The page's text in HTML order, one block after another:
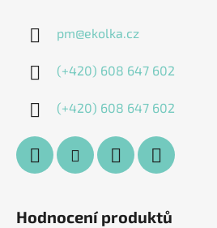
pm@ekolka.cz
(+420) 608 647 602
(+420) 608 647 602
Hodnocení produktů